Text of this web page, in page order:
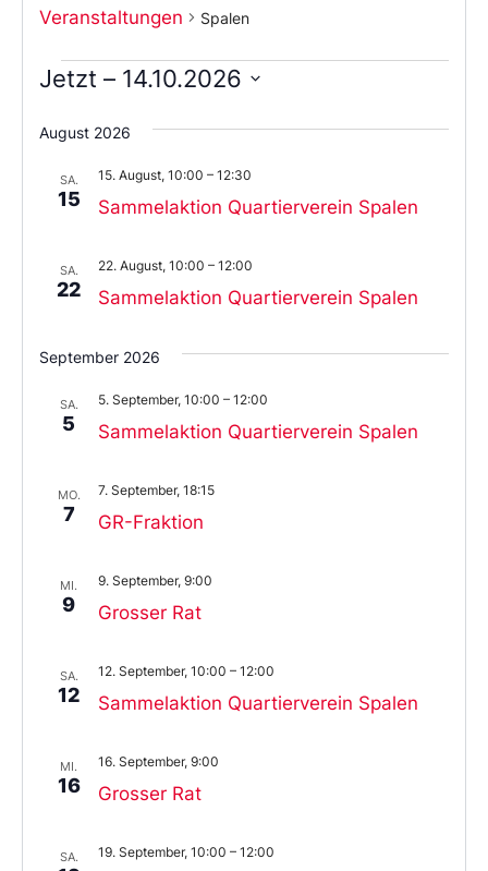
Veranstaltungen Spalen
Jetzt – 14.10.2026
Sie
das
aus.
August 2026
SA.
15 Sammelaktion Quartierverein Spalen
15. August, 10:00 – 12:30
SA.
22 Sammelaktion Quartierverein Spalen
22. August, 10:00 – 12:00
September 2026
SA.
5 Sammelaktion Quartierverein Spalen
5. September, 10:00 – 12:00
MO.
7 GR-Fraktion
7. September, 18:15
MI.
9 Grosser Rat
9. September, 9:00
SA.
12 Sammelaktion Quartierverein Spalen
12. September, 10:00 – 12:00
MI.
16 Grosser Rat
16. September, 9:00
SA. 19. September, 10:00 – 12:00